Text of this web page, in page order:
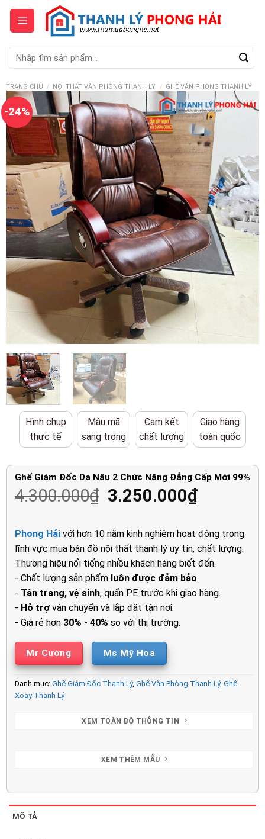
Skip
content
kiếm:
TRANG CHỦ / NỘI THẤT VĂN PHÒNG THANH LÝ / GHẾ VĂN PHÒNG THANH LÝ
-24%
Hình chụp
thực tế
Mẫu mã
sang trọng
Cam kết
chất lượng
Giao hàng
toàn quốc
Ghế Giám Đốc Da Nâu 2 Chức Năng Đẳng Cấp Mới 99%
4.300.000₫ Giá
là:
4.300.000₫.
3.250.000₫Giá
tại
là:
Phong Hảivới hơn 10 năm kinh nghiệm hoạt động trong
lĩnh vực mua bán đồ nội thất thanh lý uy tín, chất lượng.
Thương hiệu nổi tiếng nhiều khách hàng biết đến.
- Chất lượng sản phẩm luôn được đảm bảo.
- Tân trang, vệ sinh, quấn PE trước khi giao hàng.
- Hỗ trợvận chuyển và lắp đặt tận nơi.
- Giá rẻ hơn 30% - 40% so với thị trường.
Mr Cường Ms Mỹ Hoa
Danh mục: Ghế Giám Đốc Thanh Lý, Ghế Văn Phòng Thanh Lý, Ghế
Xoay Thanh Lý
XEM TOÀN BỘ THÔNG TIN
XEM THÊM MẪU
MÔ TẢ